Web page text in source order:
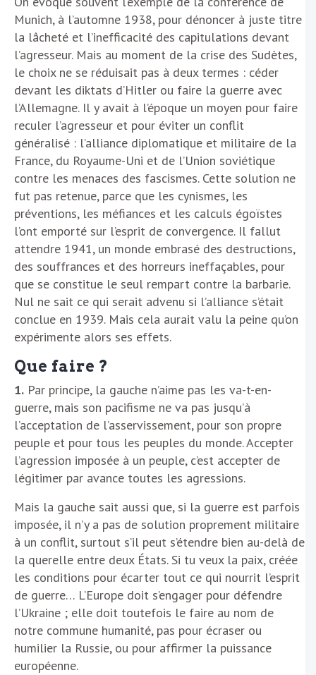
Munich, à l’automne 1938, pour dénoncer à juste titre
la lâcheté et l’inefficacité des capitulations devant
l’agresseur. Mais au moment de la crise des Sudètes,
le choix ne se réduisait pas à deux termes : céder
devant les diktats d’Hitler ou faire la guerre avec
l’Allemagne. Il y avait à l’époque un moyen pour faire
reculer l’agresseur et pour éviter un conflit
généralisé : l’alliance diplomatique et militaire de la
France, du Royaume-Uni et de l’Union soviétique
contre les menaces des fascismes. Cette solution ne
fut pas retenue, parce que les cynismes, les
préventions, les méfiances et les calculs égoïstes
l’ont emporté sur l’esprit de convergence. Il fallut
attendre 1941, un monde embrasé des destructions,
des souffrances et des horreurs ineffaçables, pour
que se constitue le seul rempart contre la barbarie.
Nul ne sait ce qui serait advenu si l’alliance s’était
conclue en 1939. Mais cela aurait valu la peine qu’on
expérimente alors ses effets.
Que faire ?
1. Par principe, la gauche n’aime pas les va-t-en-
guerre, mais son pacifisme ne va pas jusqu’à
l’acceptation de l’asservissement, pour son propre
peuple et pour tous les peuples du monde. Accepter
l’agression imposée à un peuple, c’est accepter de
légitimer par avance toutes les agressions.
Mais la gauche sait aussi que, si la guerre est parfois
imposée, il n’y a pas de solution proprement militaire
à un conflit, surtout s’il peut s’étendre bien au-delà de
la querelle entre deux États. Si tu veux la paix, créée
les conditions pour écarter tout ce qui nourrit l’esprit
de guerre… L’Europe doit s’engager pour défendre
l’Ukraine ; elle doit toutefois le faire au nom de
notre commune humanité, pas pour écraser ou
humilier la Russie, ou pour affirmer la puissance
européenne.